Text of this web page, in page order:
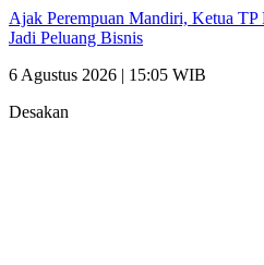
Ajak Perempuan Mandiri, Ketua
Jadi Peluang Bisnis
6 Agustus 2026 | 15:05 WIB
Desakan